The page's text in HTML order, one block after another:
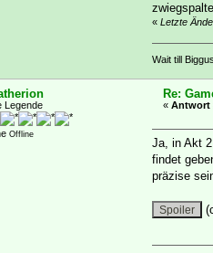
« Letzte
Wait till
Legende
Offline
Re:
« Antwort
Ja, in Akt
findet
präzise